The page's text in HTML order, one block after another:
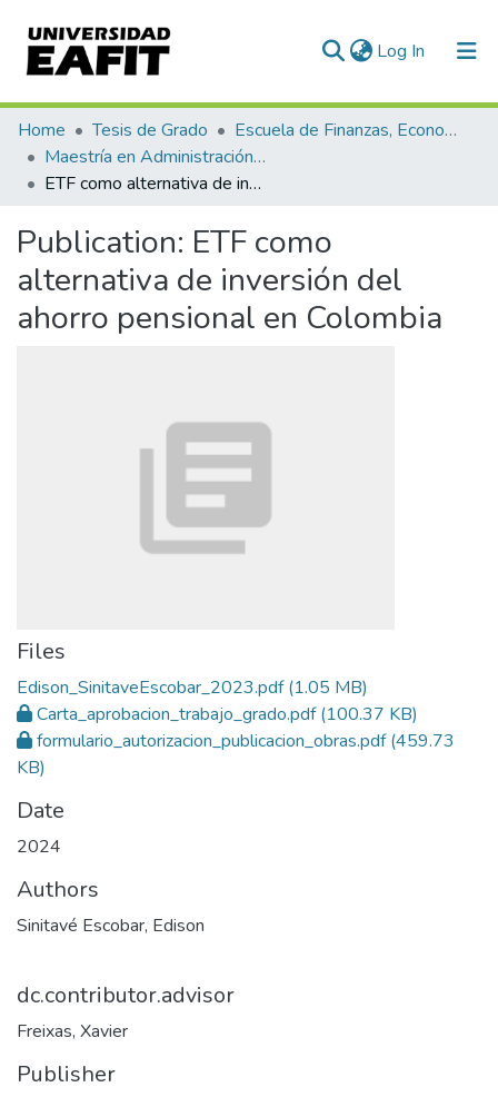
Log In (current)
Communities & Collections
All of DSpace
Home Tesis de Grado
Escuela de Finanzas, Economía y Gobierno
Maestría en Administración Financiera (tesis)
ETF como alternativa de inversión del ahorro pensional en Colombia
Publication: ETF como
alternativa de inversión del
ahorro pensional en Colombia
Files
Edison_SinitaveEscobar_2023.pdf(1.05 MB)
Carta_aprobacion_trabajo_grado.pdf(100.37 KB)
formulario_autorizacion_publicacion_obras.pdf(459.73
KB)
Date
2024
Authors
Sinitavé Escobar, Edison
dc.contributor.advisor
Freixas, Xavier
Publisher